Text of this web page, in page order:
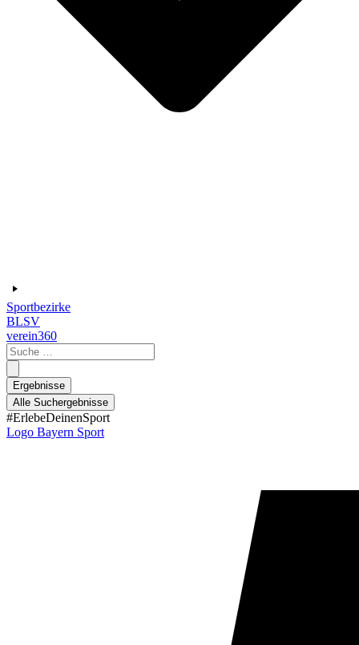
Sportbezirke
BLSV
verein360
Search
...
Ergebnisse
Alle Suchergebnisse
#ErlebeDeinenSport
Logo Bayern Sport